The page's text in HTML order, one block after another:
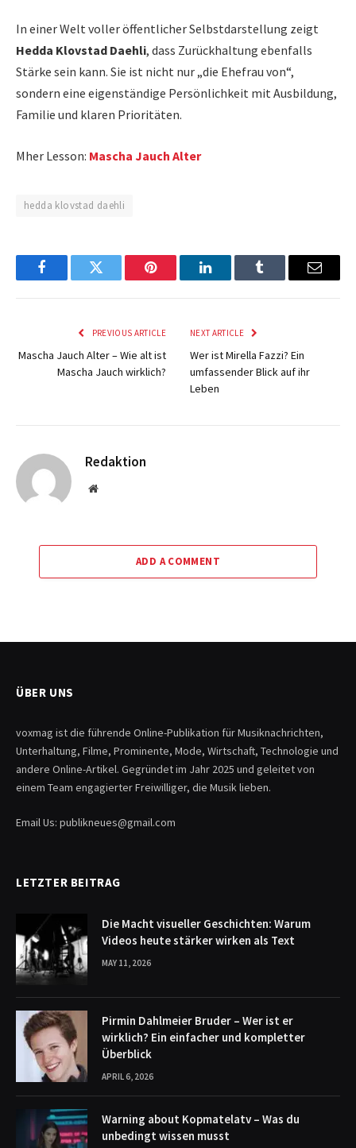
In einer Welt voller öffentlicher Selbstdarstellung zeigt
Hedda Klovstad Daehli, dass Zurückhaltung ebenfalls
Stärke sein kann. Sie ist nicht nur „die Ehefrau von“,
sondern eine eigenständige Persönlichkeit mit Ausbildung,
Familie und klaren Prioritäten.
Mher Lesson: Mascha Jauch Alter
hedda klovstad daehli
FacebookTwitter Pinterest LinkedInTumblr Email
PREVIOUS ARTICLE
Mascha Jauch Alter – Wie alt ist
Mascha Jauch wirklich?
NEXT ARTICLE
Wer ist Mirella Fazzi? Ein
umfassender Blick auf ihr
Leben
Redaktion
Website
ADD A COMMENT
ÜBER UNS
voxmag ist die führende Online-Publikation für Musiknachrichten,
Unterhaltung, Filme, Prominente, Mode, Wirtschaft, Technologie und
andere Online-Artikel. Gegründet im Jahr 2025 und geleitet von
einem Team engagierter Freiwilliger, die Musik lieben.
Email Us: publikneues@gmail.com
LETZTER BEITRAG
Die Macht visueller Geschichten: Warum
Videos heute stärker wirken als Text
MAY 11, 2026
Pirmin Dahlmeier Bruder – Wer ist er
wirklich? Ein einfacher und kompletter
Überblick
APRIL 6, 2026
Warning about Kopmatelatv – Was du
unbedingt wissen musst